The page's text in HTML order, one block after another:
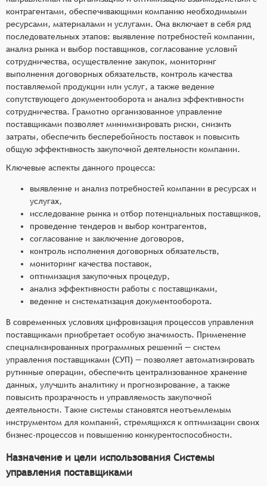
контрагентами, обеспечивающими компанию необходимыми
ресурсами, материалами и услугами. Она включает в себя ряд
последовательных этапов: выявление потребностей компании,
анализ рынка и выбор поставщиков, согласование условий
сотрудничества, осуществление закупок, мониторинг
выполнения договорных обязательств, контроль качества
поставляемой продукции или услуг, а также ведение
сопутствующего документооборота и анализ эффективности
сотрудничества. Грамотно организованное управление
поставщиками позволяет минимизировать риски, снизить
затраты, обеспечить бесперебойность поставок и повысить
общую эффективность закупочной деятельности компании.
Ключевые аспекты данного процесса:
выявление и анализ потребностей компании в ресурсах и
услугах,
исследование рынка и отбор потенциальных поставщиков,
проведение тендеров и выбор контрагентов,
согласование и заключение договоров,
контроль исполнения договорных обязательств,
мониторинг качества поставок,
оптимизация закупочных процедур,
анализ эффективности работы с поставщиками,
ведение и систематизация документооборота.
В современных условиях цифровизация процессов управления
поставщиками приобретает особую значимость. Применение
специализированных программных решений — систем
управления поставщиками (СУП) — позволяет автоматизировать
рутинные операции, обеспечить централизованное хранение
данных, улучшить аналитику и прогнозирование, а также
повысить прозрачность и управляемость закупочной
деятельности. Такие системы становятся неотъемлемым
инструментом для компаний, стремящихся к оптимизации своих
бизнес-процессов и повышению конкурентоспособности.
Назначение и цели использования Системы
управления поставщиками